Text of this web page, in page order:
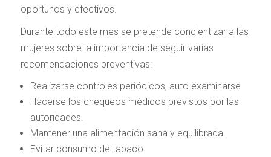
oportunos y efectivos.
Durante todo este mes se pretende concientizar a las
mujeres sobre la importancia de seguir varias
recomendaciones preventivas:
Realizarse controles periódicos, auto examinarse
Hacerse los chequeos médicos previstos por las
autoridades.
Mantener una alimentación sana y equilibrada.
Evitar consumo de tabaco.